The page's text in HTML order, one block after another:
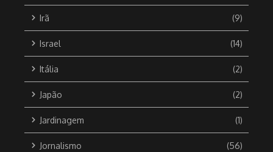
Irã (9)
Israel (14)
Itália (2)
Japão (2)
Jardinagem (1)
Jornalismo (56)